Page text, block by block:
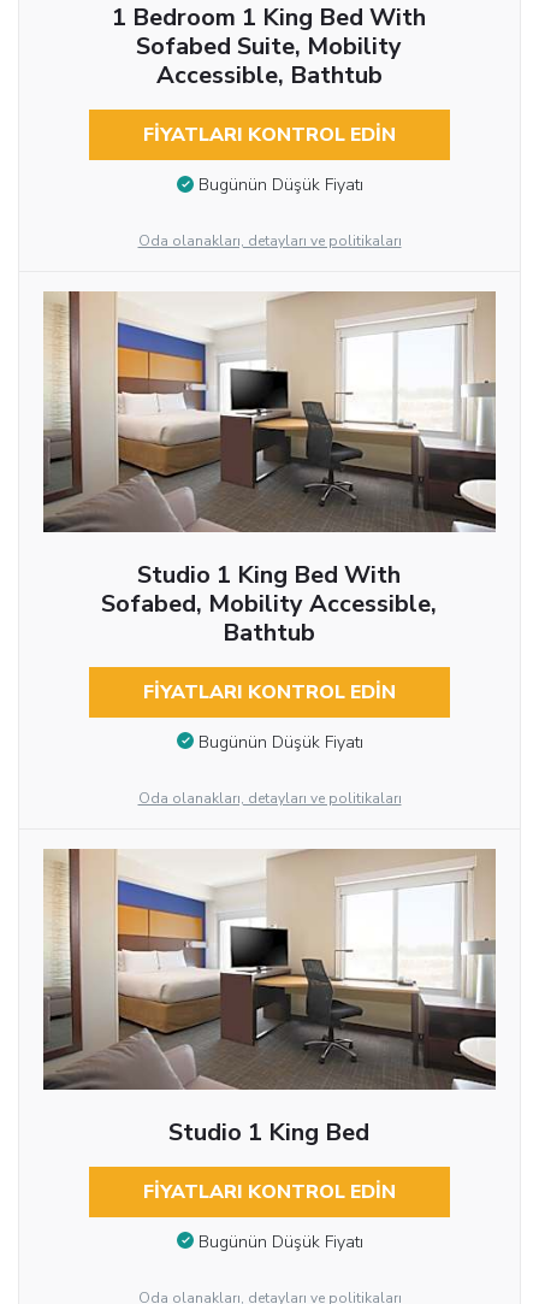
1 Bedroom 1 King Bed With
Sofabed Suite, Mobility
Accessible, Bathtub
FIYATLARI KONTROL EDIN
Bugünün Düşük Fiyatı
Oda olanakları, detayları ve politikaları
Studio 1 King Bed With
Sofabed, Mobility Accessible,
Bathtub
FIYATLARI KONTROL EDIN
Bugünün Düşük Fiyatı
Oda olanakları, detayları ve politikaları
Studio 1 King Bed
FIYATLARI KONTROL EDIN
Bugünün Düşük Fiyatı
Oda olanakları, detayları ve politikaları